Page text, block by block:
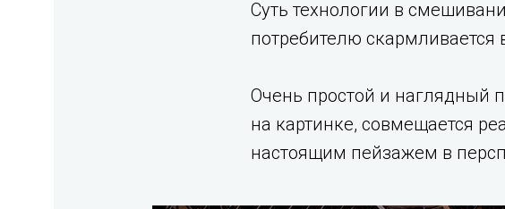
Суть технологии в
потребителю
Очень простой и наглядный
на картинке, совмещается
настоящим пейзажем в